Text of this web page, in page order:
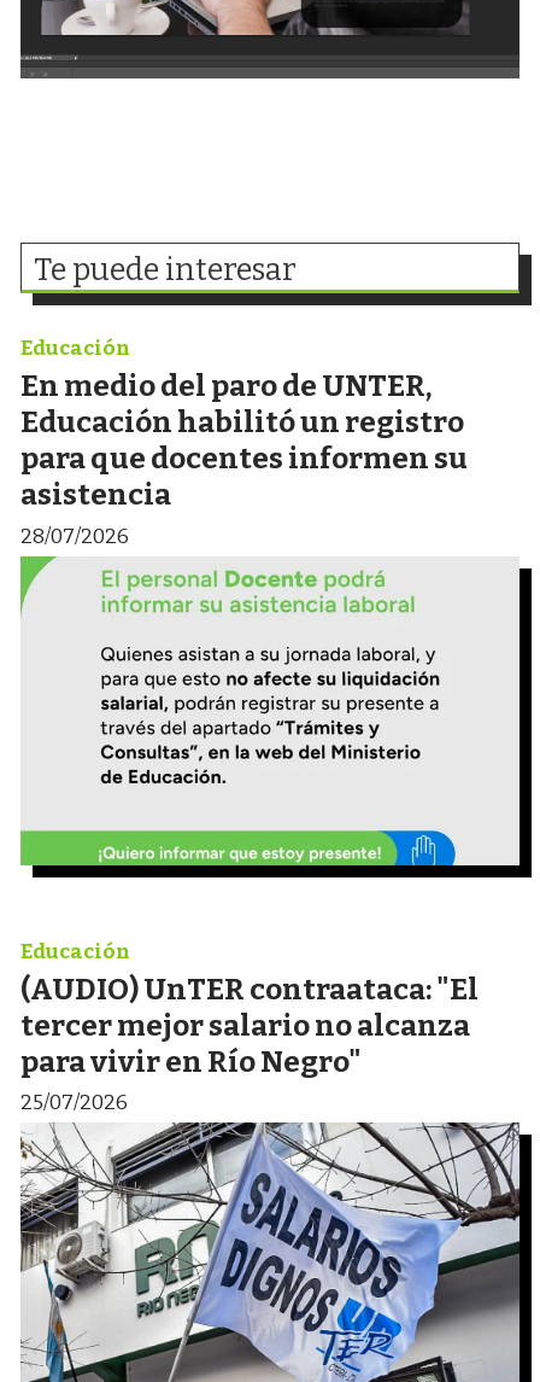
Te puede interesar
En medio del paro de UNTER,
Educación habilitó un registro
para que docentes informen su
asistencia
Educación
28/07/2026
(AUDIO) UnTER contraataca: "El
tercer mejor salario no alcanza
para vivir en Río Negro"
Educación
25/07/2026